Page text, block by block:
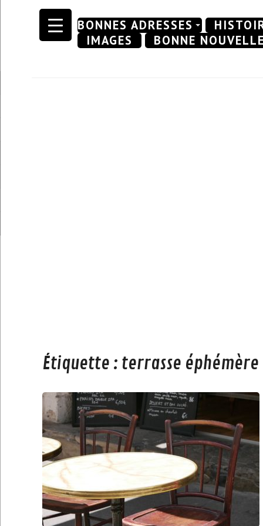
Skip
BONNES ADRESSES
IMAGES
BONNE
Étiquette : terrasse